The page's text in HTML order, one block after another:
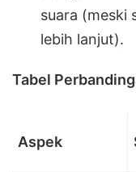
suara (meski
lebih lanjut).
Tabel
Aspek